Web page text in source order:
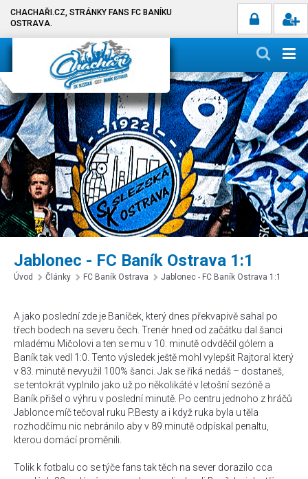
CHACHAŘI.CZ, STRÁNKY FANS FC BANÍKU
OSTRAVA.
Jablonec - FC Baník Ostrava 1:1
Úvod Články FC Baník Ostrava Jablonec - FC Baník Ostrava 1:1
A jako poslední zde je Baníček, který dnes překvapivě sahal po
třech bodech na severu čech. Trenér hned od začátku dal šanci
mladému Mičolovi a ten se mu v 10. minutě odvděčil gólem a
Baník tak vedl 1:0. Tento výsledek ještě mohl vylepšit Rajtoral který
v 83. minutě nevyužil 100% šanci. Jak se říká nedáš – dostaneš,
se tentokrát vyplnilo jako už po několikáté v letošní sezóně a
Baník přišel o výhru v poslední minutě. Po centru jednoho z hráčů
Jablonce míč tečoval ruku P.Besty a i když ruka byla u těla
rozhodčímu nic nebránilo aby v 89.minutě odpískal penaltu,
kterou domácí proměnili.
Tolik k fotbalu co se týče fans tak těch na sever dorazilo cca